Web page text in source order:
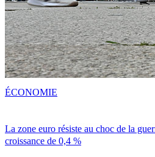
La zone euro résiste au choc de la
croissance de 0,4 %
ÉCONOMIE